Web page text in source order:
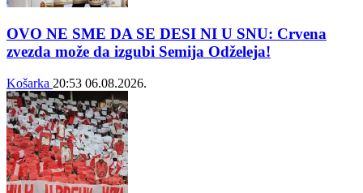
OVO NE SME DA SE DESI NI U SNU: Crvena
zvezda može da izgubi Semija Odželeja!
Košarka 20:53 06.08.2026.